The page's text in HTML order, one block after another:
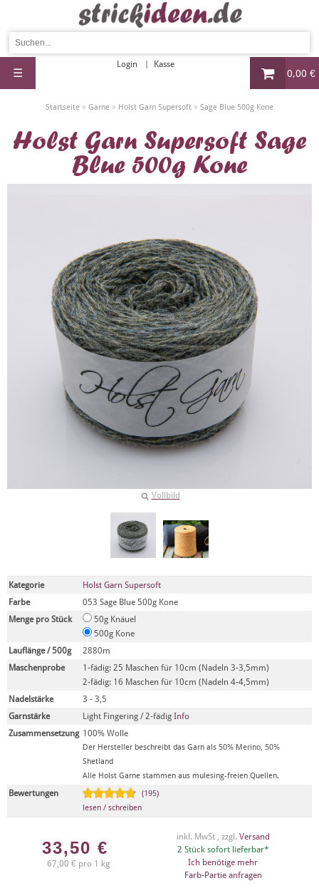
0,00 €
Login Kasse
☰
Startseite » Garne » Holst Garn Supersoft » Sage Blue 500g Kone
Holst Garn Supersoft Sage
Blue 500g Kone
Vollbild
Kategorie
Holst Garn Supersoft
Farbe
053 Sage Blue 500g Kone
Menge pro Stück
50g Knäuel
500g Kone
Lauflänge / 500g
2880m
Maschenprobe
1-fädig: 25 Maschen für 10cm (Nadeln 3-3,5mm)
2-fädig: 16 Maschen für 10cm (Nadeln 4-4,5mm)
Nadelstärke
3 - 3,5
Garnstärke
Light Fingering / 2-fädig Info
Zusammensetzung 100% Wolle
Der Hersteller beschreibt das Garn als 50% Merino, 50%
Shetland
Alle Holst Garne stammen aus mulesing-freien Quellen.
Bewertungen
(195)
lesen / schreiben
33,50 €
67,00 € pro 1 kg
inkl. MwSt , zzgl. Versand
2 Stück sofort lieferbar*
Ich benötige mehr
Farb-Partie anfragen